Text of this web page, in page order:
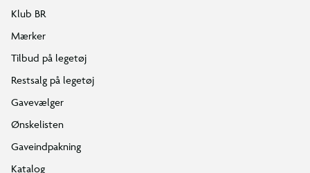
Klub BR
Mærker
Tilbud på legetøj
Restsalg på legetøj
Gavevælger
Ønskelisten
Gaveindpakning
Katalog